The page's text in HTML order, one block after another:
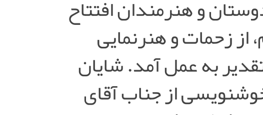
و هنرمندان افتتاح
زحمات و هنرنمایی
به عمل آمد. شایان
از جناب آقای